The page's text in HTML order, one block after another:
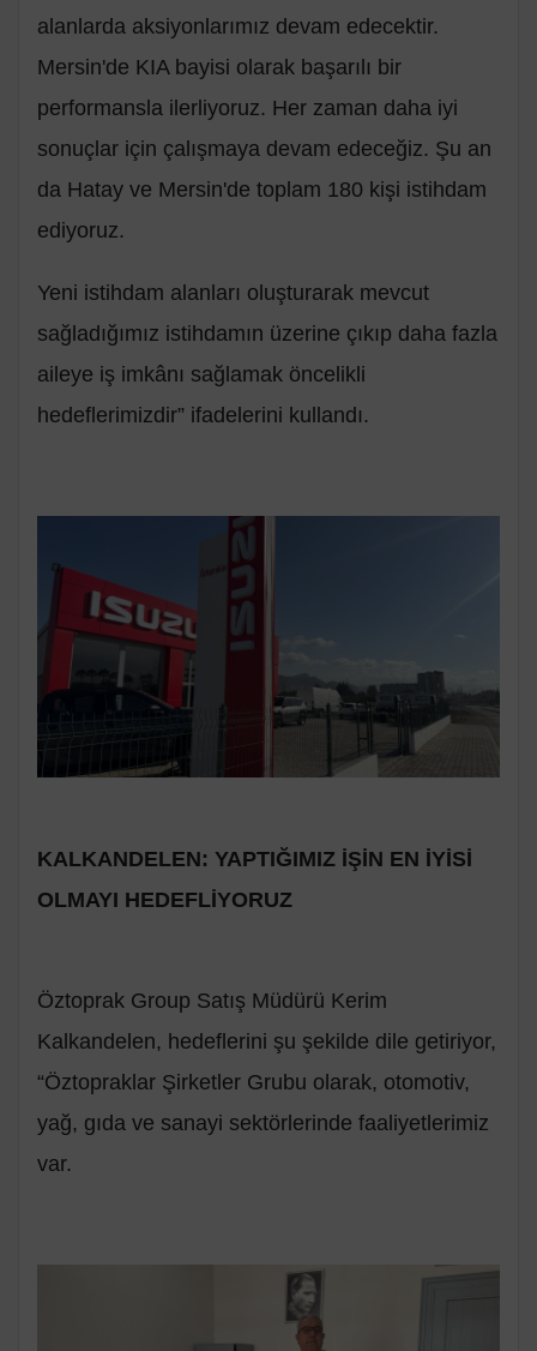
alanlarda aksiyonlarımız devam edecektir.
Mersin'de KIA bayisi olarak başarılı bir
performansla ilerliyoruz. Her zaman daha iyi
sonuçlar için çalışmaya devam edeceğiz. Şu an
da Hatay ve Mersin'de toplam 180 kişi istihdam
ediyoruz.
Yeni istihdam alanları oluşturarak mevcut
sağladığımız istihdamın üzerine çıkıp daha fazla
aileye iş imkânı sağlamak öncelikli
hedeflerimizdir” ifadelerini kullandı.
KALKANDELEN: YAPTIĞIMIZ İŞİN EN İYİSİ
OLMAYI HEDEFLİYORUZ
Öztoprak Group Satış Müdürü Kerim
Kalkandelen, hedeflerini şu şekilde dile getiriyor,
“Öztopraklar Şirketler Grubu olarak, otomotiv,
yağ, gıda ve sanayi sektörlerinde faaliyetlerimiz
var.